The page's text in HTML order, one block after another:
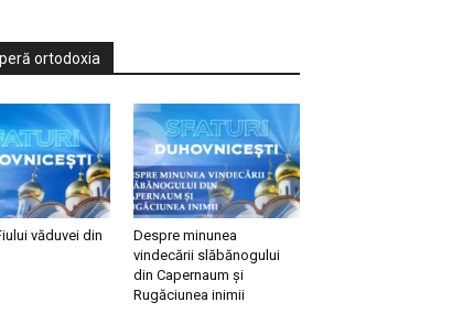
ortodoxia
văduvei din
Despre minunea
vindecării slăbănogului
din Capernaum și
Rugăciunea inimii